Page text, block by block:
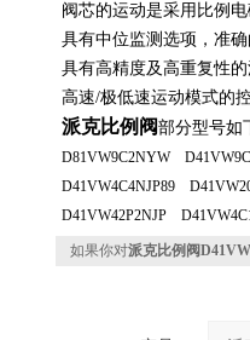
阀芯的运动是采用比例
具有中位监测选项，准
具有高精度及高重复性
高速/极低速运动模式的
派克比例阀部分型号如
D81VW9C2NYW
D41VW4C4NJP89
D41VW42P2NJP
如果你对派克比例阀